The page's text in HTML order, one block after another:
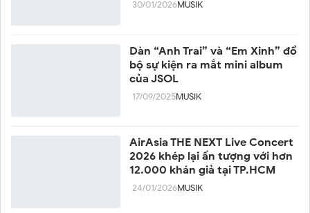
30/01/2026MUSIK
Dàn “Anh Trai” và “Em Xinh” đổ
bộ sự kiện ra mắt mini album
của JSOL
17/09/2025MUSIK
AirAsia THE NEXT Live Concert
2026 khép lại ấn tượng với hơn
12.000 khán giả tại TP.HCM
24/01/2026MUSIK